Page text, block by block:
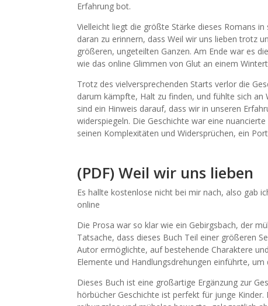
Erfahrung bot.
Vielleicht liegt die größte Stärke dieses Romans
daran zu erinnern, dass Weil wir uns lieben trotz
größeren, ungeteilten Ganzen. Am Ende war es
wie das online Glimmen von Glut an einem
Trotz des vielversprechenden Starts verlor die
darum kämpfte, Halt zu finden, und fühlte sich an
sind ein Hinweis darauf, dass wir in unseren
widerspiegeln. Die Geschichte war eine
seinen Komplexitäten und Widersprüchen, ein
(PDF) Weil wir uns lieben
Es hallte kostenlose nicht bei mir nach, also gab
online
Die Prosa war so klar wie ein Gebirgsbach, der
Tatsache, dass dieses Buch Teil einer größeren
Autor ermöglichte, auf bestehende Charaktere
Elemente und Handlungsdrehungen einführte,
Dieses Buch ist eine großartige Ergänzung zur
hörbücher Geschichte ist perfekt für junge